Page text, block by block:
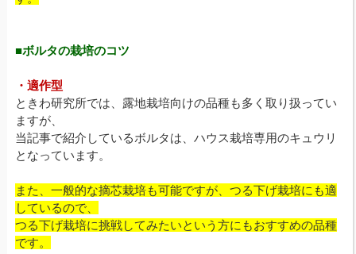
■ボルタの栽培のコツ
・適作型
ときわ研究所では、露地栽培向けの品種も多く取り扱ってい
ますが、
当記事で紹介しているボルタは、ハウス栽培専用のキュウリ
となっています。
また、一般的な摘芯栽培も可能ですが、つる下げ栽培にも適
しているので、
つる下げ栽培に挑戦してみたいという方にもおすすめの品種
です。